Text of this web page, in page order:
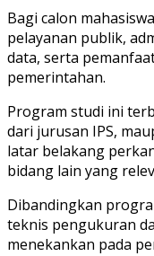
Bagi calon
pelayanan publik,
data, serta
pemerintahan.
Program studi ini
dari jurusan IPS,
latar belakang
bidang lain yang
Dibandingkan
teknis pengukuran
menekankan pada